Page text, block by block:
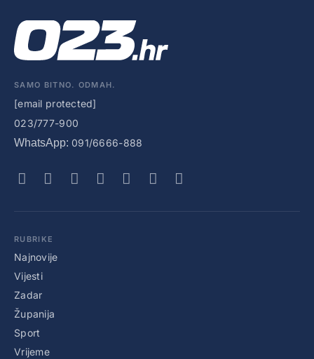
SAMO BITNO. ODMAH.
[email protected]
023/777-900
WhatsApp: 091/6666-888
RUBRIKE
Najnovije
Vijesti
Zadar
Županija
Sport
Vrijeme